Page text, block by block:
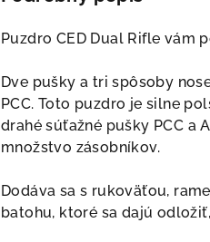
Puzdro CED Dual Rifle vám
Dve pušky a tri spôsoby
PCC. Toto puzdro je silne
drahé súťažné pušky PCC a
množstvo zásobníkov.
Dodáva sa s rukoväťou,
batohu, ktoré sa dajú